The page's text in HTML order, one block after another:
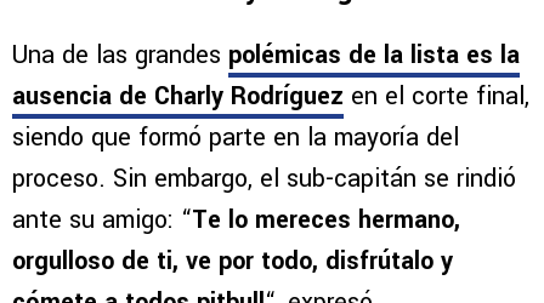
Una de las grandes polémicas de la lista es la
ausencia de Charly Rodríguez en el corte final,
siendo que formó parte en la mayoría del
proceso. Sin embargo, el sub-capitán se rindió
ante su amigo: “Te lo mereces hermano,
orgulloso de ti, ve por todo, disfrútalo y